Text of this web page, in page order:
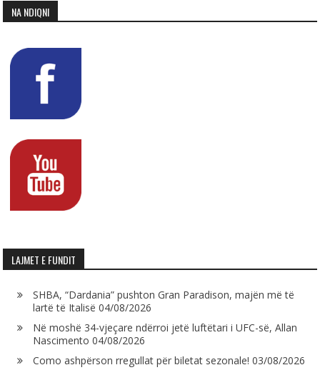
NA NDIQNI
LAJMET E FUNDIT
SHBA, “Dardania” pushton Gran Paradison, majën më të
lartë të Italisë 04/08/2026
Në moshë 34-vjeçare ndërroi jetë luftëtari i UFC-së, Allan
Nascimento 04/08/2026
Como ashpërson rregullat për biletat sezonale! 03/08/2026